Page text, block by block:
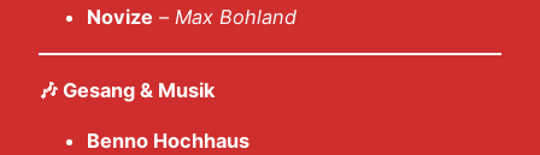
Novize – Max Bohland
🎶 Gesang & Musik
Benno Hochhaus